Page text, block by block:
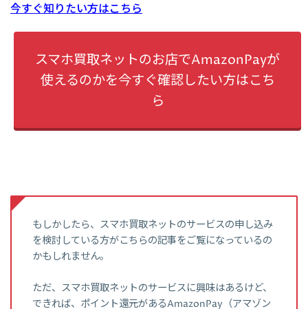
今すぐ知りたい方はこちら
スマホ買取ネットのお店でAmazonPayが
使えるのかを今すぐ確認したい方はこち
ら
もしかしたら、スマホ買取ネットのサービスの申し込み
を検討している方がこちらの記事をご覧になっているの
かもしれません。
ただ、スマホ買取ネットのサービスに興味はあるけど、
できれば、ポイント還元があるAmazonPay（アマゾン